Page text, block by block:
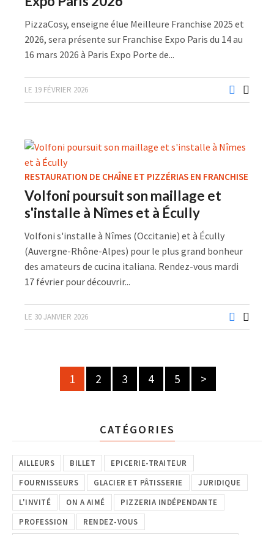
PizzaCosy, enseigne élue Meilleure Franchise 2025 et
2026, sera présente sur Franchise Expo Paris du 14 au
16 mars 2026 à Paris Expo Porte de...
LE 19 FÉVRIER 2026
RESTAURATION DE CHAÎNE ET PIZZÉRIAS EN FRANCHISE
Volfoni poursuit son maillage et
s'installe à Nîmes et à Écully
Volfoni s'installe à Nîmes (Occitanie) et à Écully
(Auvergne-Rhône-Alpes) pour le plus grand bonheur
des amateurs de cucina italiana. Rendez-vous mardi
17 février pour découvrir...
LE 30 JANVIER 2026
1 2 3 4 5 >
CATÉGORIES
AILLEURS BILLET
EPICERIE-TRAITEUR
FOURNISSEURS
GLACIER ET PÂTISSERIE
JURIDIQUE
L'INVITÉ
ON A AIMÉ
PIZZERIA INDÉPENDANTE
PROFESSION
RENDEZ-VOUS